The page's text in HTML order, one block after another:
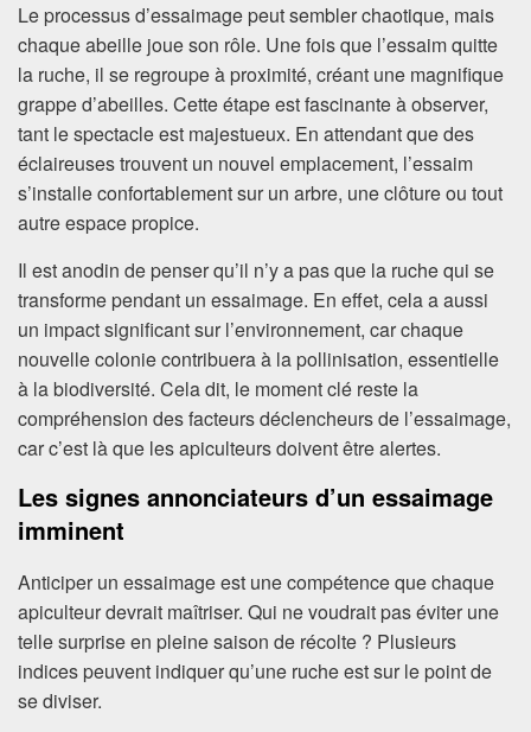
Le processus d’essaimage peut sembler chaotique, mais
chaque abeille joue son rôle. Une fois que l’essaim quitte
la ruche, il se regroupe à proximité, créant une magnifique
grappe d’abeilles. Cette étape est fascinante à observer,
tant le spectacle est majestueux. En attendant que des
éclaireuses trouvent un nouvel emplacement, l’essaim
s’installe confortablement sur un arbre, une clôture ou tout
autre espace propice.
Il est anodin de penser qu’il n’y a pas que la ruche qui se
transforme pendant un essaimage. En effet, cela a aussi
un impact significant sur l’environnement, car chaque
nouvelle colonie contribuera à la pollinisation, essentielle
à la biodiversité. Cela dit, le moment clé reste la
compréhension des facteurs déclencheurs de l’essaimage,
car c’est là que les apiculteurs doivent être alertes.
Les signes annonciateurs d’un essaimage
imminent
Anticiper un essaimage est une compétence que chaque
apiculteur devrait maîtriser. Qui ne voudrait pas éviter une
telle surprise en pleine saison de récolte ? Plusieurs
indices peuvent indiquer qu’une ruche est sur le point de
se diviser.